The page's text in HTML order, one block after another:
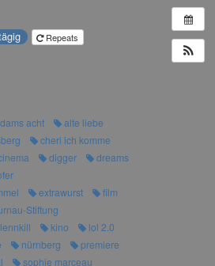
Repeats
acht
alte liebe
cheri ich komme
digger
dreams
extrawurst
film
Stiftung
kino
lol 2.0
nürnberg
premiere
sophie marceau